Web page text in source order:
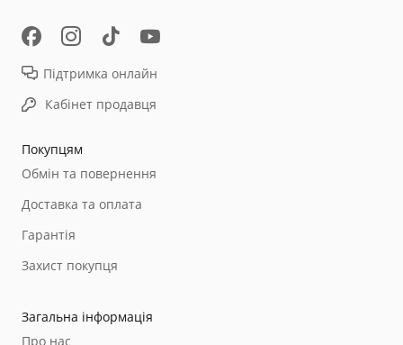
Покупцям
Обмін та повернення
Доставка та оплата
Гарантія
Захист покупця
Загальна інформація
Про нас
Підтримка онлайн
Кабінет продавця